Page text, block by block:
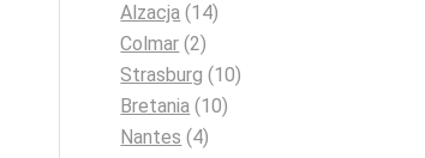
Alzacja (14)
Colmar (2)
Strasburg (10)
Bretania (10)
Nantes (4)